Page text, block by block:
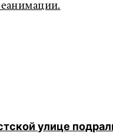
улице